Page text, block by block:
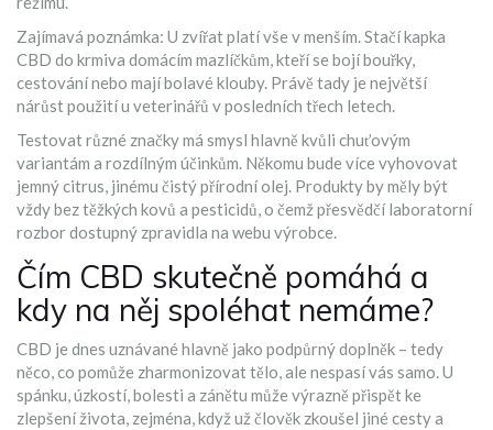
Zajímavá poznámka: U zvířat platí vše v menším. Stačí kapka
CBD do krmiva domácím mazlíčkům, kteří se bojí bouřky,
cestování nebo mají bolavé klouby. Právě tady je největší
nárůst použití u veterinářů v posledních třech letech.
Testovat různé značky má smysl hlavně kvůli chuťovým
variantám a rozdílným účinkům. Někomu bude více vyhovovat
jemný citrus, jinému čistý přírodní olej. Produkty by měly být
vždy bez těžkých kovů a pesticidů, o čemž přesvědčí laboratorní
rozbor dostupný zpravidla na webu výrobce.
Čím CBD skutečně pomáhá a
kdy na něj spoléhat nemáme?
CBD je dnes uznávané hlavně jako podpůrný doplněk – tedy
něco, co pomůže zharmonizovat tělo, ale nespasí vás samo. U
spánku, úzkostí, bolesti a zánětu může výrazně přispět ke
zlepšení života, zejména, když už člověk zkoušel jiné cesty a